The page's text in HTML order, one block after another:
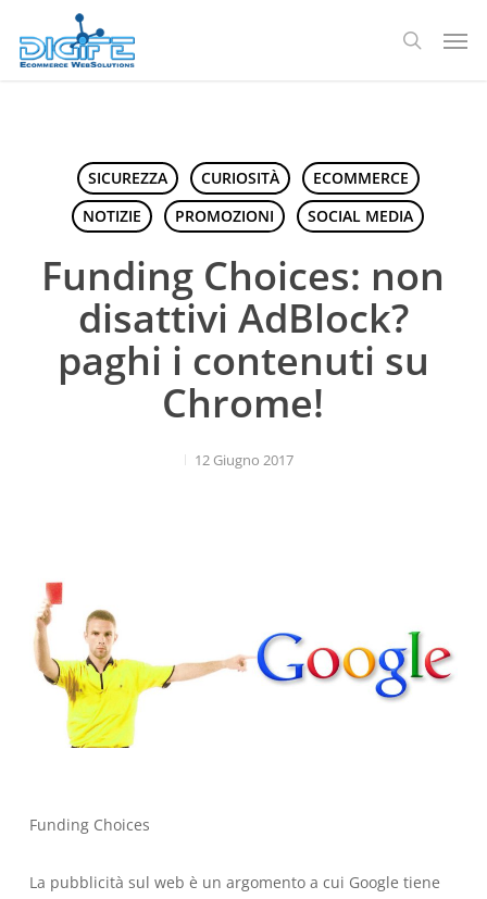
contenuto
ricerca
SICUREZZA CURIOSITÀ
ECOMMERCE
NOTIZIE
PROMOZIONI SOCIAL MEDIA
Funding Choices: non
disattivi AdBlock?
paghi i contenuti su
Chrome!
12 Giugno 2017
Funding Choices
La pubblicità sul web è un argomento a cui Google tiene